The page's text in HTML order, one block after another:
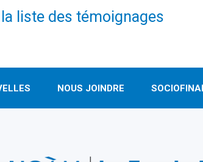
la liste des témoignages
NOUS JOINDRE